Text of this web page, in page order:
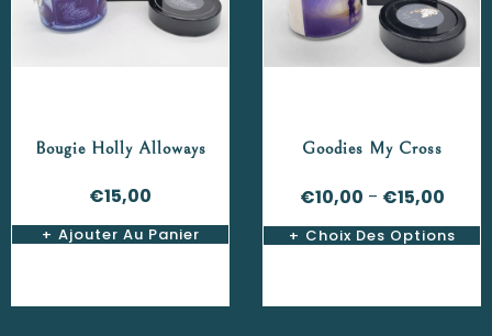
Bougie Holly Alloways
€15,00
Ajouter Au Panier
Goodies My Cross
€10,00 – €15,00
Choix Des Options